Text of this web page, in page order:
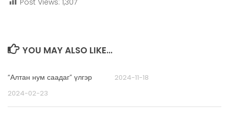
Post Views: 1,307
YOU MAY ALSO LIKE...
“Алтан нум саадаг” үлгэр
2024-02-23
2024-11-18